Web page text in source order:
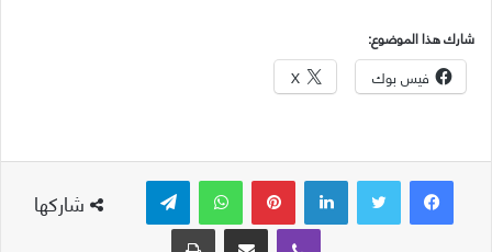
شارك هذا الموضوع:
فيس بوك X
شاركها
لينكدإن بينتيريست واتساب
ڤايبر
مشاركة عبر البريد طباعة